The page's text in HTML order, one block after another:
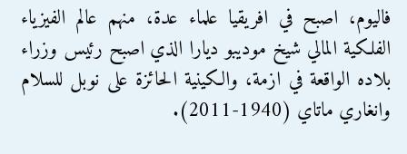
فاليوم، اصبح في افريقيا علماء عدة، منهم عالم الفيزياء
الفلكية المالي شيخ موديبو ديارا الذي اصبح رئيس وزراء
بلاده الواقعة في ازمة، والكينية الحائزة على نوبل للسلام
وانغاري ماتاي (1940-2011).